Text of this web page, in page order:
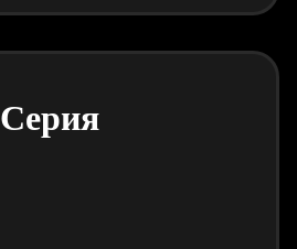
Серия